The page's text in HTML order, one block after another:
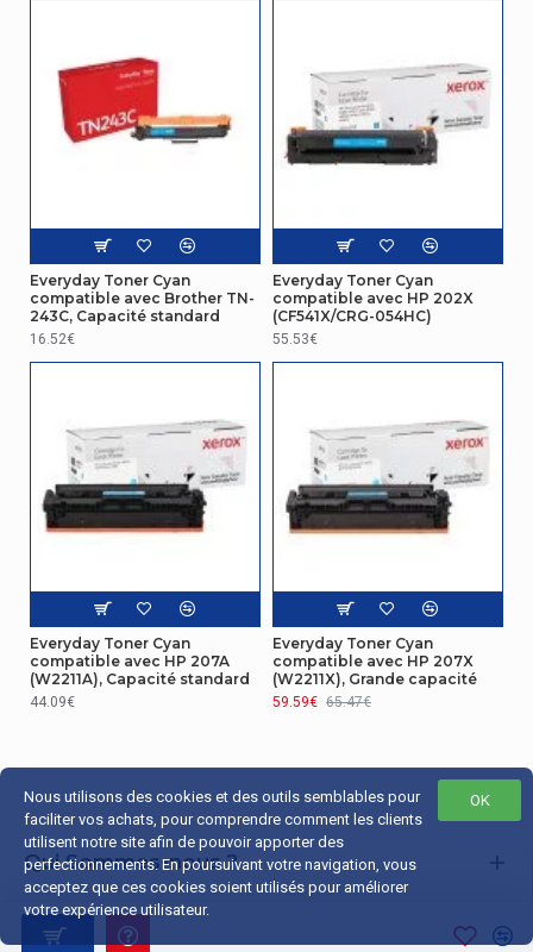
Everyday Toner Cyan
compatible avec Brother TN-
243C, Capacité standard
16.52€
Everyday Toner Cyan
compatible avec HP 202X
(CF541X/CRG-054HC)
55.53€
Everyday Toner Cyan
compatible avec HP 207A
(W2211A), Capacité standard
44.09€
Everyday Toner Cyan
compatible avec HP 207X
(W2211X), Grande capacité
59.59€ 65.47€
Qui Sommes-nous ?
Liens Utiles
OK
Nous utilisons des cookies et des outils semblables pour
faciliter vos achats, pour comprendre comment les clients
utilisent notre site afin de pouvoir apporter des
perfectionnements. En poursuivant votre navigation, vous
acceptez que ces cookies soient utilisés pour améliorer
votre expérience utilisateur.